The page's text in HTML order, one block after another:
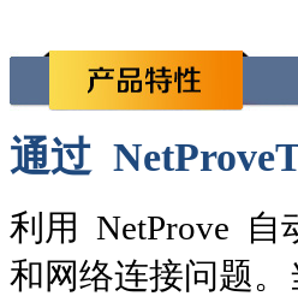
通过
利用 NetProve 自
和网络连接问题